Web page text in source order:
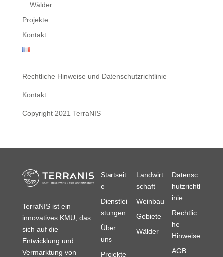
Wälder
Projekte
Kontakt
Rechtliche Hinweise und Datenschutzrichtlinie
Kontakt
Copyright 2021 TerraNIS
TerraNIS ist ein
innovatives KMU, das
sich auf die
Entwicklung und
Vermarktung von
Startseit
e
Dienstlei
stungen
Über
uns
Projekte
Landwirt
schaft
Weinbau
Gebiete
Wälder
Datensc
hutzrichtl
inie
Rechtlic
he
Hinweise
AGB